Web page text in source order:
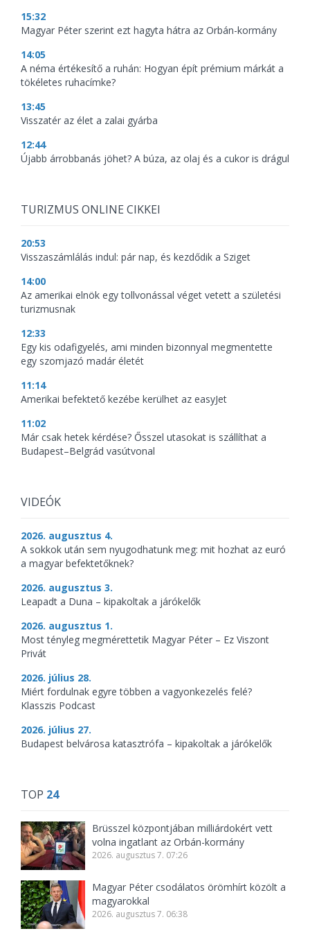
15:32
Magyar Péter szerint ezt hagyta hátra az Orbán-kormány
14:05
A néma értékesítő a ruhán: Hogyan épít prémium márkát a
tökéletes ruhacímke?
13:45
Visszatér az élet a zalai gyárba
12:44
Újabb árrobbanás jöhet? A búza, az olaj és a cukor is drágul
TURIZMUS ONLINE CIKKEI
20:53
Visszaszámlálás indul: pár nap, és kezdődik a Sziget
14:00
Az amerikai elnök egy tollvonással véget vetett a születési
turizmusnak
12:33
Egy kis odafigyelés, ami minden bizonnyal megmentette
egy szomjazó madár életét
11:14
Amerikai befektető kezébe kerülhet az easyJet
11:02
Már csak hetek kérdése? Ősszel utasokat is szállíthat a
Budapest–Belgrád vasútvonal
VIDEÓK
2026. augusztus 4.
A sokkok után sem nyugodhatunk meg: mit hozhat az euró
a magyar befektetőknek?
2026. augusztus 3.
Leapadt a Duna – kipakoltak a járókelők
2026. augusztus 1.
Most tényleg megmérettetik Magyar Péter – Ez Viszont
Privát
2026. július 28.
Miért fordulnak egyre többen a vagyonkezelés felé?
Klasszis Podcast
2026. július 27.
Budapest belvárosa katasztrófa – kipakoltak a járókelők
TOP 24
Brüsszel központjában milliárdokért vett
volna ingatlant az Orbán-kormány
2026. augusztus 7. 07:26
Magyar Péter csodálatos örömhírt közölt a
magyarokkal
2026. augusztus 7. 06:38